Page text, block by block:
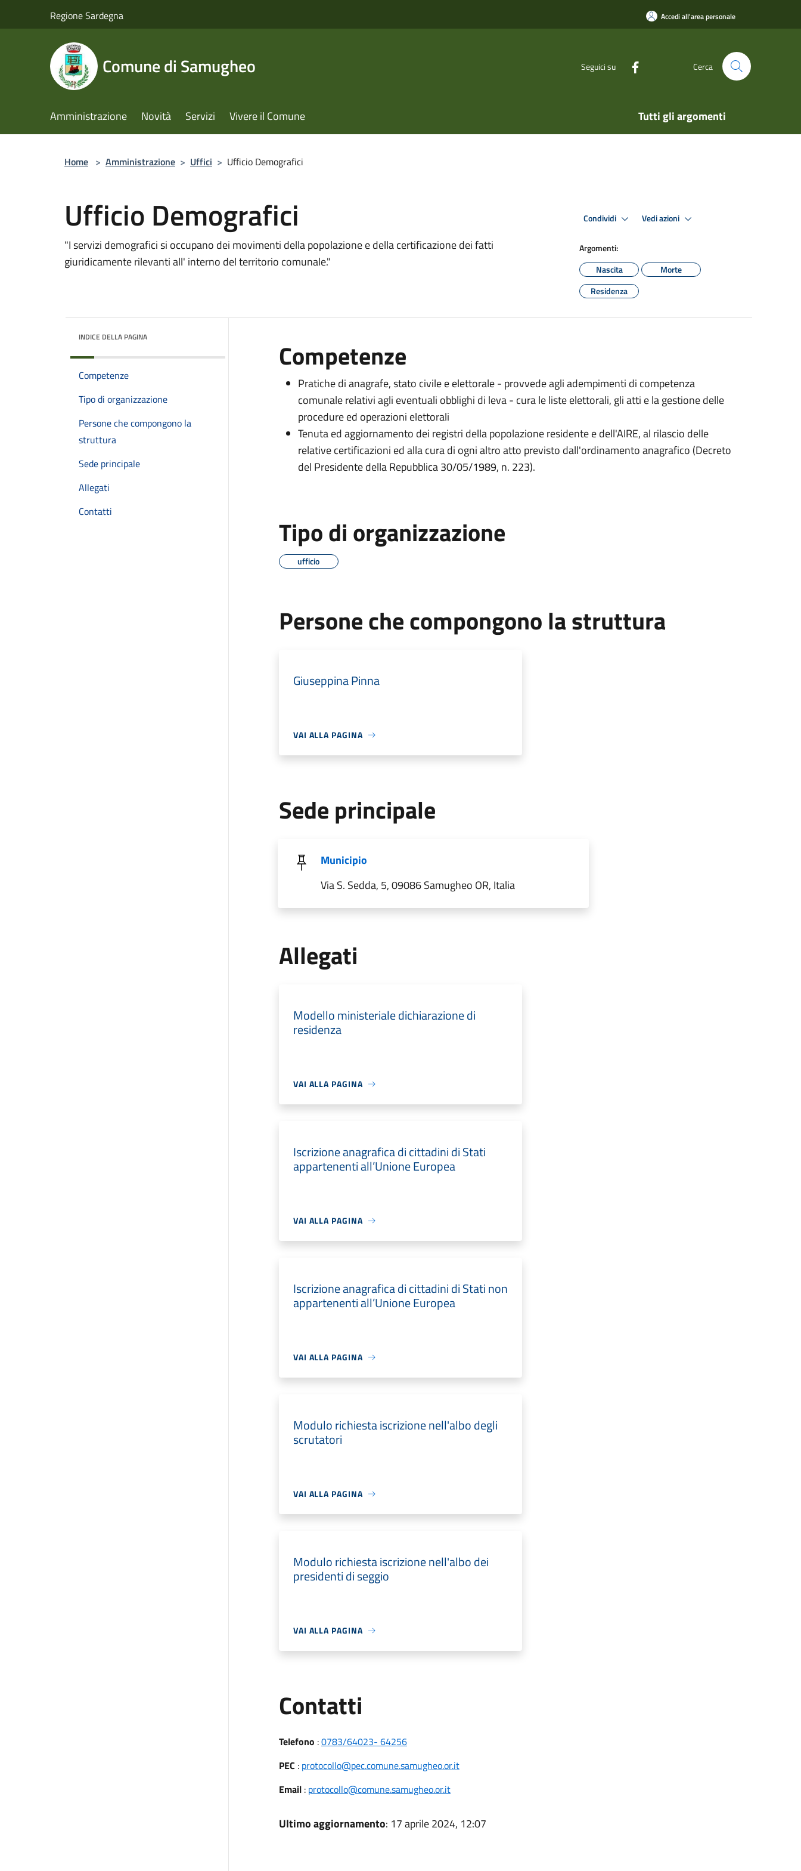
Regione Sardegna Accedi all'area personale
Comune di Samugheo Seguici su Cerca
Amministrazione Novità Servizi Vivere il Comune Tutti gli argomenti
Home > Amministrazione > Uffici > Ufficio Demografici
Ufficio Demografici
"I servizi demografici si occupano dei movimenti della popolazione e della certificazione dei fatti
giuridicamente rilevanti all' interno del territorio comunale."
Condividi Vedi azioni
Argomenti:
Nascita
Morte
Residenza
INDICE DELLA PAGINA
Competenze
Tipo di organizzazione
Persone che compongono la
struttura
Sede principale
Allegati
Contatti
Competenze
Pratiche di anagrafe, stato civile e elettorale - provvede agli adempimenti di competenza
comunale relativi agli eventuali obblighi di leva - cura le liste elettorali, gli atti e la gestione delle
procedure ed operazioni elettorali
Tenuta ed aggiornamento dei registri della popolazione residente e dell'AIRE, al rilascio delle
relative certificazioni ed alla cura di ogni altro atto previsto dall'ordinamento anagrafico (Decreto
del Presidente della Repubblica 30/05/1989, n. 223).
Tipo di organizzazione
ufficio
Persone che compongono la struttura
Giuseppina Pinna
VAI ALLA PAGINA
Sede principale
Municipio
Via S. Sedda, 5, 09086 Samugheo OR, Italia
Allegati
Modello ministeriale dichiarazione di
residenza
VAI ALLA PAGINA
Iscrizione anagrafica di cittadini di Stati
appartenenti all’Unione Europea
VAI ALLA PAGINA
Iscrizione anagrafica di cittadini di Stati non
appartenenti all’Unione Europea
VAI ALLA PAGINA
Modulo richiesta iscrizione nell'albo degli
scrutatori
VAI ALLA PAGINA
Modulo richiesta iscrizione nell'albo dei
presidenti di seggio
VAI ALLA PAGINA
Contatti
Telefono :0783/64023- 64256
PEC : protocollo@pec.comune.samugheo.or.it
Email: protocollo@comune.samugheo.or.it
Ultimo aggiornamento: 17 aprile 2024, 12:07